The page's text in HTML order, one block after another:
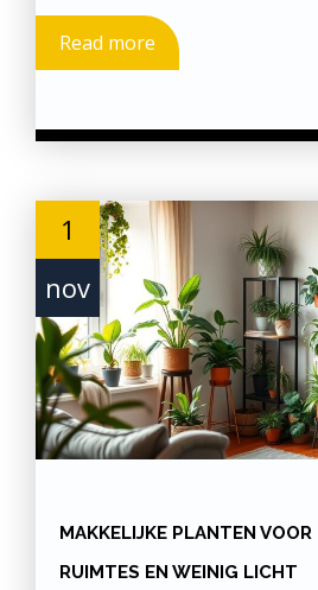
Read more
1
nov
MAKKELIJKE PLANTEN VOOR
RUIMTES EN WEINIG LICHT